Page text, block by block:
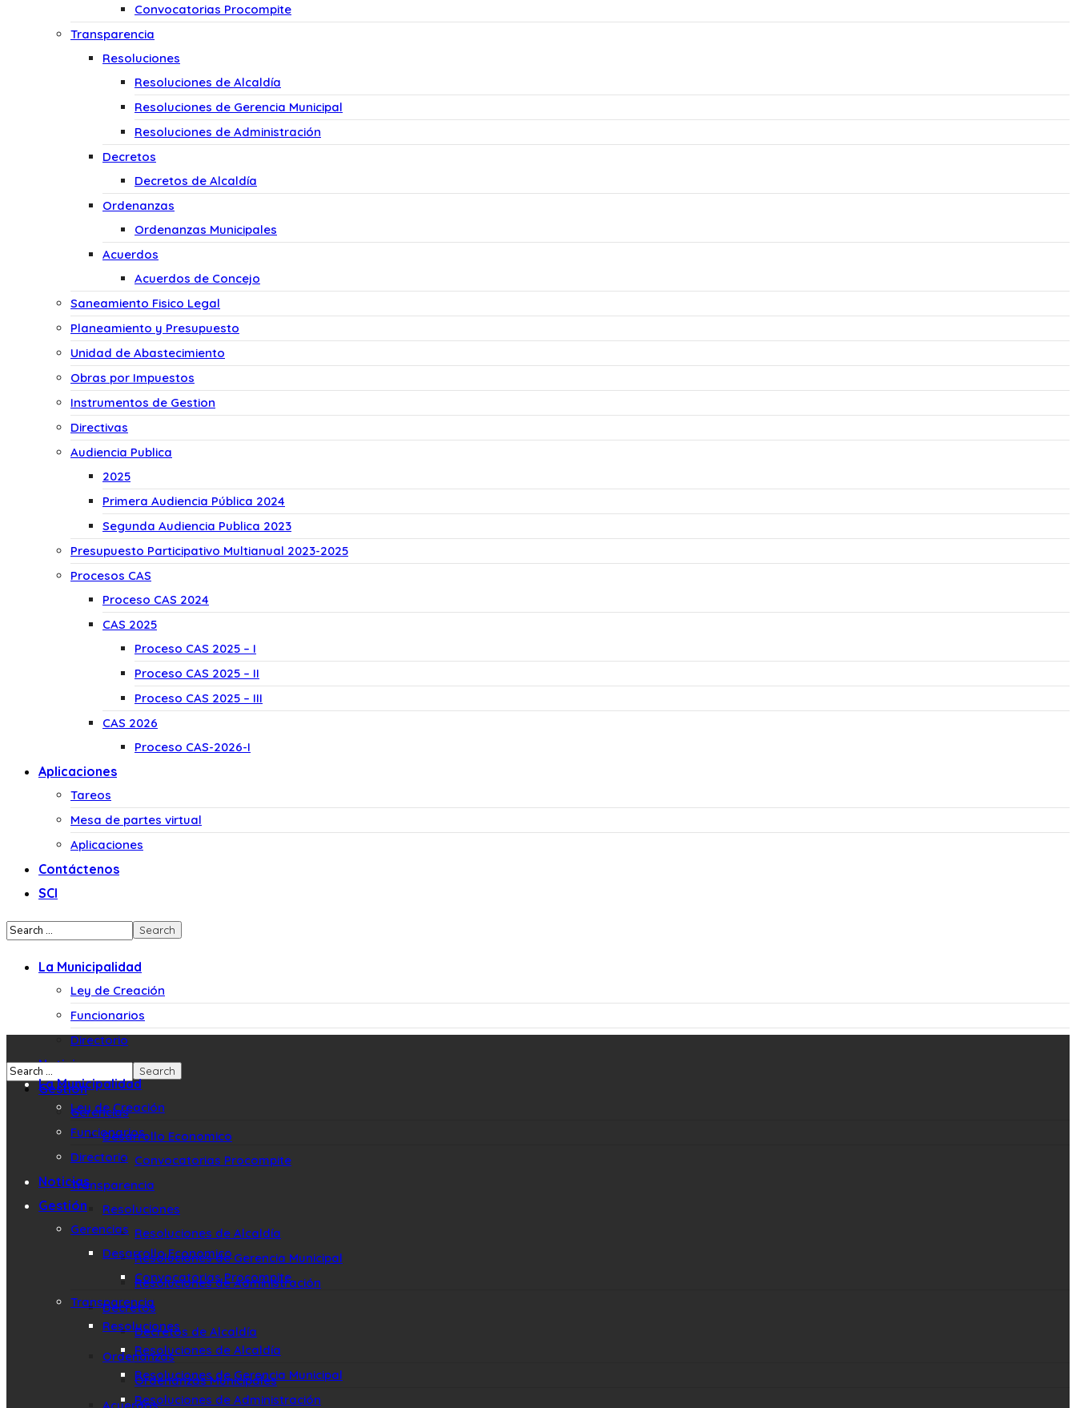
Convocatorias Procompite
Transparencia
Resoluciones
Resoluciones de Alcaldía
Resoluciones de Gerencia Municipal
Resoluciones de Administración
Decretos
Decretos de Alcaldía
Ordenanzas
Ordenanzas Municipales
Acuerdos
Acuerdos de Concejo
Saneamiento Fisico Legal
Planeamiento y Presupuesto
Unidad de Abastecimiento
Obras por Impuestos
Instrumentos de Gestion
Directivas
Audiencia Publica
2025
Primera Audiencia Pública 2024
Segunda Audiencia Publica 2023
Presupuesto Participativo Multianual 2023-2025
Procesos CAS
Proceso CAS 2024
CAS 2025
Proceso CAS 2025 – I
Proceso CAS 2025 – II
Proceso CAS 2025 – III
CAS 2026
Proceso CAS-2026-I
Aplicaciones
Tareos
Mesa de partes virtual
Aplicaciones
Contáctenos
SCI
La Municipalidad
Ley de Creación
Funcionarios
Directorio
Noticias
Gestión
Gerencias
Desarrollo Economico
Convocatorias Procompite
Transparencia
Resoluciones
Resoluciones de Alcaldía
Resoluciones de Gerencia Municipal
Resoluciones de Administración
Decretos
Decretos de Alcaldía
Ordenanzas
Ordenanzas Municipales
La Municipalidad
Ley de Creación
Funcionarios
Directorio
Noticias
Gestión
Gerencias
Desarrollo Economico
Convocatorias Procompite
Transparencia
Resoluciones
Resoluciones de Alcaldía
Resoluciones de Gerencia Municipal
Resoluciones de Administración